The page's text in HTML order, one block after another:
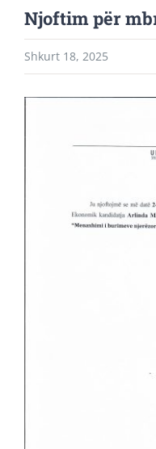
Njoftim për
Shkurt 18, 2025